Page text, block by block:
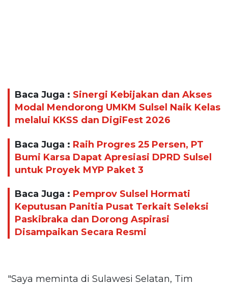
Baca Juga : Sinergi Kebijakan dan Akses
Modal Mendorong UMKM Sulsel Naik Kelas
melalui KKSS dan DigiFest 2026
Baca Juga : Raih Progres 25 Persen, PT
Bumi Karsa Dapat Apresiasi DPRD Sulsel
untuk Proyek MYP Paket 3
Baca Juga : Pemprov Sulsel Hormati
Keputusan Panitia Pusat Terkait Seleksi
Paskibraka dan Dorong Aspirasi
Disampaikan Secara Resmi
"Saya meminta di Sulawesi Selatan, Tim